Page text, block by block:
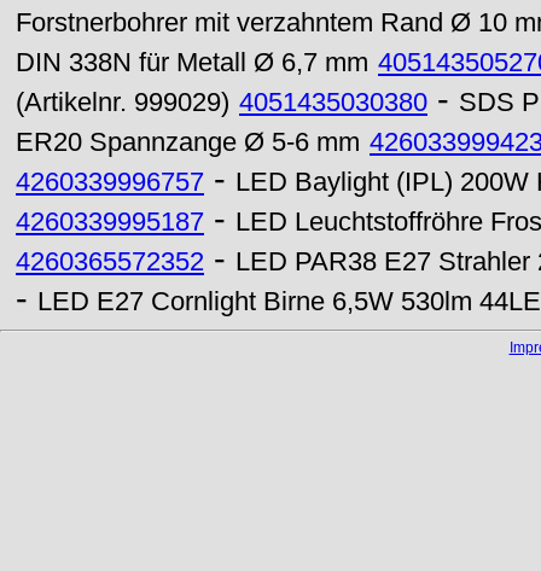
Forstnerbohrer mit verzahntem Rand Ø 10
DIN 338N für Metall Ø 6,7 mm
(Artikelnr. 999029) 4051435030380 - SDS
ER20 Spannzange Ø 5-6 mm
4260339996757 - LED Baylight (IPL)
4260339995187 - LED Leuchtstoffröhre
4260365572352 - LED PAR38 E27
- LED E27 Cornlight Birne 6,5W 530lm